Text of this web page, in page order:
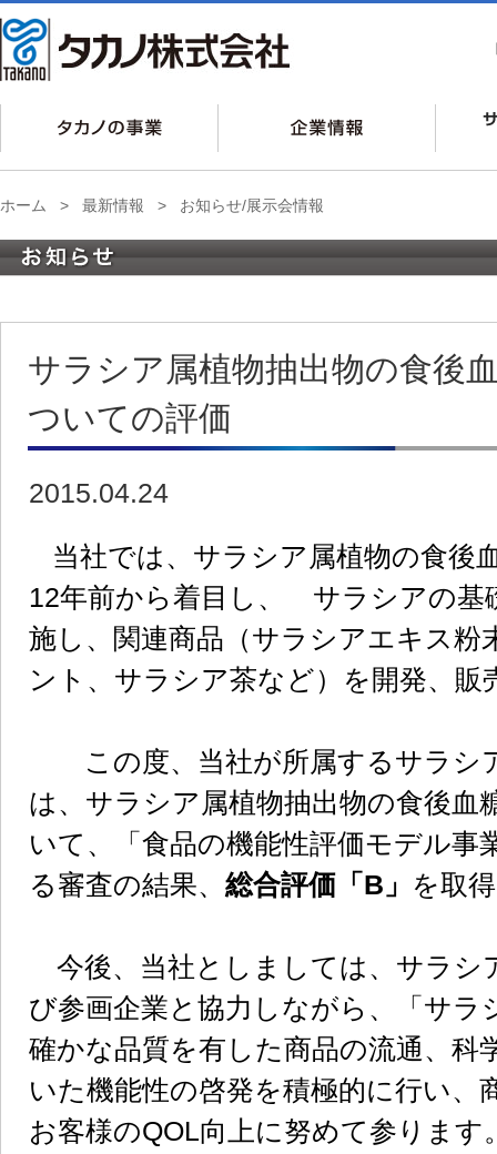
ホーム > 最新情報 > お知らせ/展示会情報
サラシア属植物抽出物の食後
ついての評価
2015.04.24
当社では、サラシア属植物の食後
12年前から着目し、 サラシアの基
施し、関連商品（サラシアエキス粉
ント、サラシア茶など）を開発、
この度、当社が所属するサラシ
は、サラシア属植物抽出物の食後血
いて、「食品の機能性評価モデル事
る審査の結果、 総合評価「B」 を取
今後、当社としましては、サラシ
び参画企業と協力しながら、「サラ
確かな品質を有した商品の流通、科
いた機能性の啓発を積極的に行い、
お客様のQOL向上に努めて参りま